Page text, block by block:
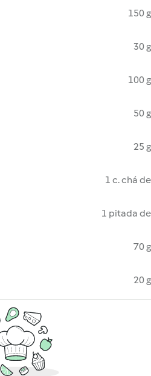
150 g
30 g
100 g
50 g
25 g
1 c. chá de
1 pitada de
70 g
20 g